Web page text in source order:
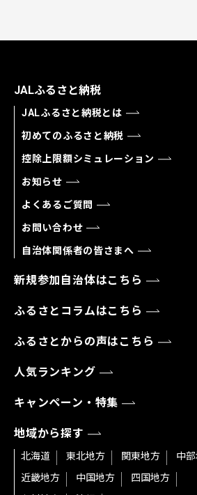
JALふるさと納税
JALふるさと納税とは
初めてのふるさと納税
控除上限額シミュレーション
お知らせ
よくあるご質問
お問い合わせ
自治体関係者の皆さまへ
新規参加自治体はこちら
ふるさとコラムはこちら
ふるさとからの声はこちら
人気ランキング
キャンペーン・特集
地域から探す
北海道 東北地方 関東地方
中
近畿地方
中国地方
四国地方